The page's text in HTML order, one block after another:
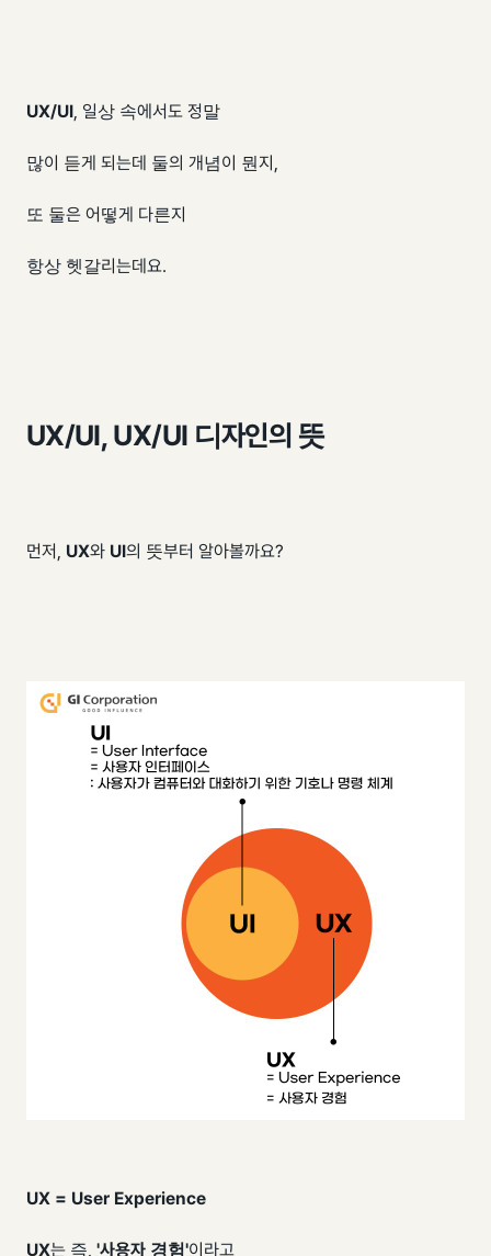
UX/UI​, 일상 속에서도 정말
많이 듣게 되는데 둘의 개념이 뭔지,
또 둘은 어떻게 다른지
항상 헷갈리는데요.
UX/UI, UX/UI 디자인의 뜻
먼저, UX와 UI의 뜻부터 알아볼까요?
UX = User Experience
UX는 즉, '사용자 경험'이라고